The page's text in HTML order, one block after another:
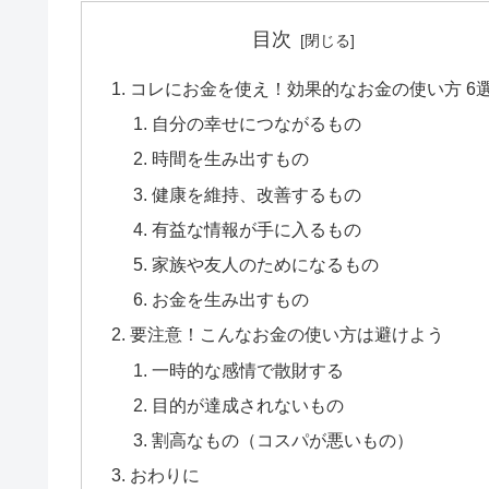
目次
コレにお金を使え！効果的なお金の使い方 6
自分の幸せにつながるもの
時間を生み出すもの
健康を維持、改善するもの
有益な情報が手に入るもの
家族や友人のためになるもの
お金を生み出すもの
要注意！こんなお金の使い方は避けよう
一時的な感情で散財する
目的が達成されないもの
割高なもの（コスパが悪いもの）
おわりに